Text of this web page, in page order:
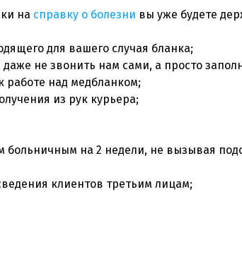
на справку о болезни вы уже будете
для вашего случая бланка;
не звонить нам сами, а просто
работе над медбланком;
из рук курьера;
больничным на 2 недели, не вызывая
клиентов третьим лицам;